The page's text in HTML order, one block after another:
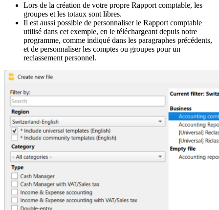
Lors de la création de votre propre Rapport comptable, les
groupes et les totaux sont libres.
Il est aussi possible de personnaliser le Rapport comptable
utilisé dans cet exemple, en le téléchargeant depuis notre
programme, comme indiqué dans les paragraphes précédents,
et de personnaliser les comptes ou groupes pour un
reclassement personnel.